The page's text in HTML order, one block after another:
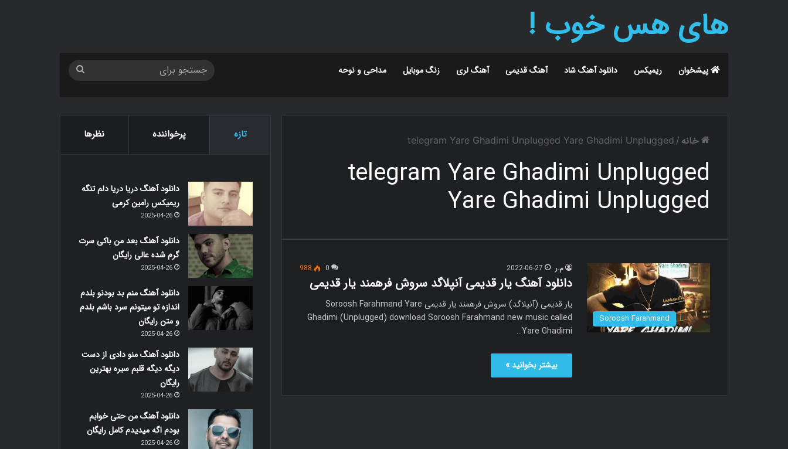
های هس خوب !
پیشخوان ریمیکس دانلود آهنگ شاد آهنگ قدیمی آهنگ لری زنگ موبایل مداحی و نوحه
خانه /
telegram Yare Ghadimi Unplugged Yare Ghadimi Unplugged
telegram Yare Ghadimi Unplugged
Yare Ghadimi Unplugged
Soroosh Farahmand
م.ر 2022-06-27
0
988
دانلود آهنگ یار قدیمی آنپلاگد سروش فرهمند یار قدیمی
یار قدیمی (آنپلاگد) سروش فرهمند یار قدیمی Soroosh Farahmand Yare
Ghadimi (Unplugged) download Soroosh Farahmand new music called
Yare Ghadimi…
بیشتر بخوانید »
تازه پرخواننده نظرها
دانلود آهنگ دریا دریا دلم تنگه
ریمیکس رامین کرمی
2025-04-26
دانلود آهنگ بعد من باکی سرت
گرم شده عالی رایگان
2025-04-26
دانلود آهنگ منم بد بودنو بلدم
اندازه تو میتونم سرد باشم بلدم
و متن رایگان
2025-04-26
دانلود آهنگ منو دادی از دست
دیگه دیگه قلبم سیره بهترین
رایگان
2025-04-26
دانلود آهنگ من حتی خوابم
بودم اگه میدیدم کامل رایگان
2025-04-26